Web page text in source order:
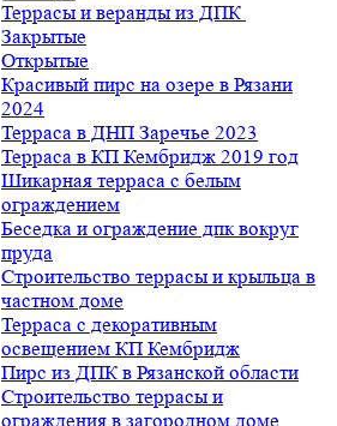
Террасы и веранды из ДПК
Закрытые
Открытые
Красивый пирс на озере в Рязани
2024
Терраса в ДНП Заречье 2023
Терраса в КП Кембридж 2019 год
Шикарная терраса с белым
ограждением
Беседка и ограждение дпк вокруг
пруда
Строительство террасы и крыльца в
частном доме
Терраса с декоративным
освещением КП Кембридж
Пирс из ДПК в Рязанской области
Строительство террасы и
ограждения в загородном доме